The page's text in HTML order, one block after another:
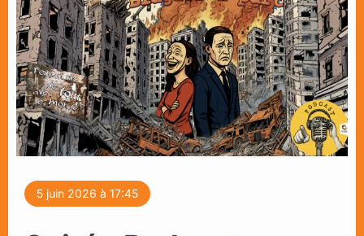
5 juin 2026 à 17:45